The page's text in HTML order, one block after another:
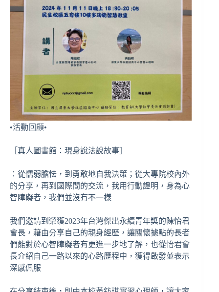
•活動回顧•
［真人圖書館：現身說法說故事］
：從懦弱膽怯，到勇敢地自我決策；從大專院校內外
的分享，再到國際間的交流，我用行動證明，身為心
智障礙者，我們並沒有不一樣
我們邀請到榮獲2023年台灣傑出永續青年獎的陳怡君
會長，藉由分享自己的親身經歷，讓關懷據點的長者
們能對於心智障礙者有更進一步地了解，也從怡君會
長介紹自己一路以來的心路歷程中，獲得啟發並表示
深感佩服